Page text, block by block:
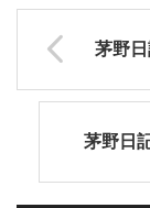
茅野
茅野日